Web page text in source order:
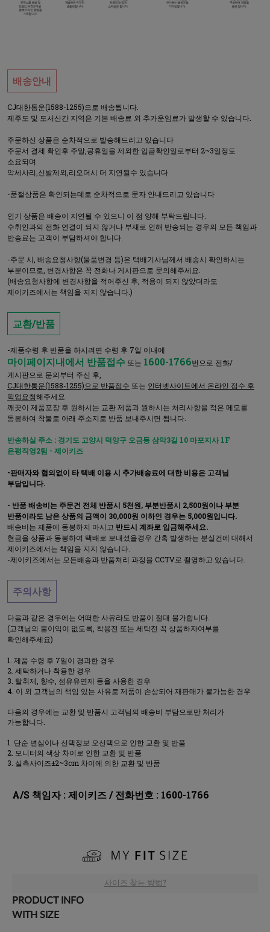
배송안내
CJ대한통운(1588-1255)으로 배송됩니다.
제주도 및 도서산간 지역은 기본 배송료 외 추가운임료가 발생할 수 있습니다.
주문하신 상품은 순차적으로 발송해드리고 있습니다
주문서 결제 확인후 주말,공휴일을 제외한 입금확인일로부터 2~3일정도
소요되며
악세사리,신발제외,리오더시 더 지연될수 있습니다
-품절상품은 확인되는데로 순차적으로 문자 안내드리고 있습니다
인기 상품은 배송이 지연될 수 있으니 이 점 양해 부탁드립니다.
수취인과의 전화 연결이 되지 않거나 부재로 인해 반송되는 경우의 모든 책임과
반송료는 고객이 부담하셔야 합니다.
-주문 시, 배송요청사항(물품변경 등)은 택배기사님께서 배송시 확인하시는
부분이므로, 변경사항은 꼭 전화나 게시판으로 문의해주세요.
(배송요청사항에 변경사항을 적어주신 후, 적용이 되지 않았더라도
제이키즈에서는 책임을 지지 않습니다.)
교환/반품
-제품수령 후 반품을 하시려면 수령 후 7일 이내에
마이페이지내에서 반품접수 또는 1600-1766번으로 전화/
게시판으로 문의부터 주신 후,
CJ대한통운(1588-1255)으로 반품접수 또는 인터넷사이트에서 온라인 접수 후
픽업요청해주세요.
깨끗이 제품포장 후 원하시는 교환 제품과 원하시는 처리사항을 적은 메모를
동봉하여 착불로 아래 주소지로 반품 보내주시면 됩니다.
반송하실 주소 : 경기도 고양시 덕양구 오금동 삼막3길 10 마포지사 1F
은평직영2팀 - 제이키즈
-판매자와 협의없이 타 택배 이용 시 추가배송료에 대한 비용은 고객님
부담입니다.
- 반품 배송비는 주문건 전체 반품시 5천원, 부분반품시 2,500원이나 부분
반품이라도 남은 상품의 금액이 30,000원 이하인 경우는 5,000원입니다.
배송비는 제품에 동봉하지 마시고 반드시 계좌로 입금해주세요.
현금을 상품과 동봉하여 택배로 보내셨을경우 간혹 발생하는 분실건에 대해서
제이키즈에서는 책임을 지지 않습니다.
-제이키즈에서는 모든배송과 반품처리 과정을 CCTV로 촬영하고 있습니다.
주의사항
다음과 같은 경우에는 어떠한 사유라도 반품이 절대 불가합니다.
(고객님의 불이익이 없도록, 착용전 또는 세탁전 꼭 상품하자여부를
확인해주세요)
제품 수령 후 7일이 경과한 경우
세탁하거나 착용한 경우
탈취제, 향수, 섬유유연제 등을 사용한 경우
이 외 고객님의 책임 있는 사유로 제품이 손상되어 재판매가 불가능한 경우
다음의 경우에는 교환 및 반품시 고객님의 배송비 부담으로만 처리가
가능합니다.
단순 변심이나 선택정보 오선택으로 인한 교환 및 반품
모니터의 색상 차이로 인한 교환 및 반품
실측사이즈±2~3cm 차이에 의한 교환 및 반품
A/S 책임자 : 제이키즈 / 전화번호 : 1600-1766